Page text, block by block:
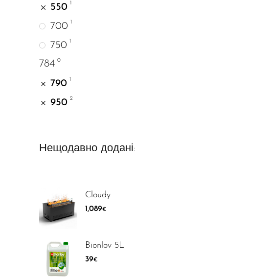
550 1
700 1
750 1
784 0
790 1
950 2
Нещодавно додані:
Cloudy
1,089€
Bionlov 5L
39€